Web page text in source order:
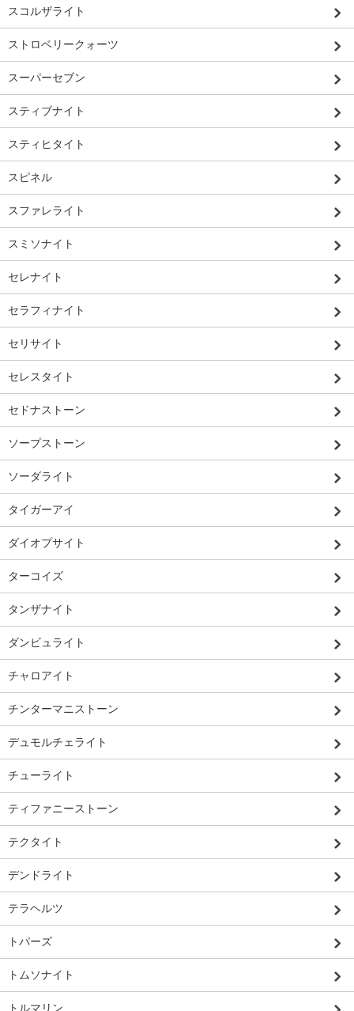
スコルザライト
ストロベリークォーツ
スーパーセブン
スティブナイト
スティヒタイト
スピネル
スファレライト
スミソナイト
セレナイト
セラフィナイト
セリサイト
セレスタイト
セドナストーン
ソープストーン
ソーダライト
タイガーアイ
ダイオプサイト
ターコイズ
タンザナイト
ダンビュライト
チャロアイト
チンターマニストーン
デュモルチェライト
チューライト
ティファニーストーン
テクタイト
デンドライト
テラヘルツ
トパーズ
トムソナイト
トルマリン